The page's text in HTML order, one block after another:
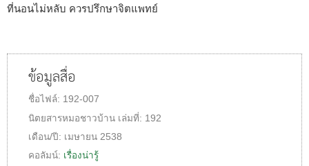
ที่นอนไม่หลับ ควรปรึกษาจิตแพทย์
ข้อมูลสื่อ
ชื่อไฟล์: 192-007
นิตยสารหมอชาวบ้าน เล่มที่: 192
เดือน/ปี: เมษายน 2538
คอลัมน์: เรื่องน่ารู้